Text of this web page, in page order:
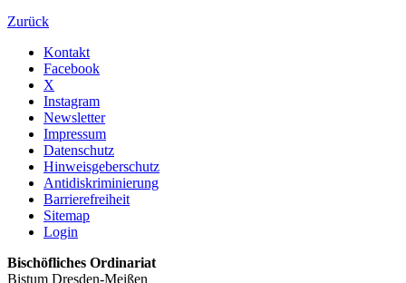
Zurück
Kontakt
Facebook
X
Instagram
Newsletter
Impressum
Datenschutz
Hinweisgeberschutz
Antidiskriminierung
Barrierefreiheit
Sitemap
Login
Bischöfliches Ordinariat
Bistum Dresden-Meißen